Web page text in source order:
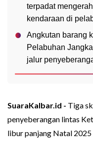
terpadat
kendaraan di
Angkutan barang
Pelabuhan
jalur
SuaraKalbar.id - Tiga
penyeberangan lintas
libur panjang Natal 2025